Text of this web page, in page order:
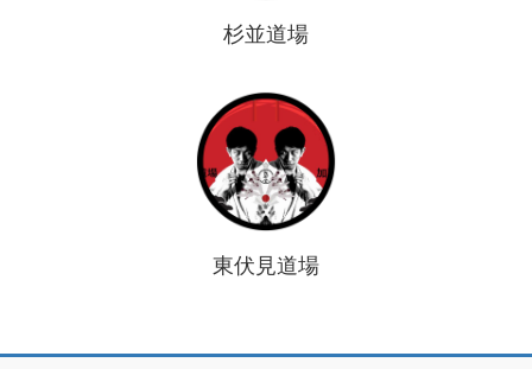
杉並道場
東伏見道場